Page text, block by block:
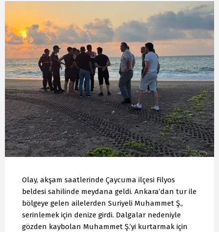
Olay, akşam saatlerinde Çaycuma ilçesi Filyos
beldesi sahilinde meydana geldi. Ankara’dan tur ile
bölgeye gelen ailelerden Suriyeli Muhammet Ş.,
serinlemek için denize girdi. Dalgalar nedeniyle
gözden kaybolan Muhammet Ş.’yi kurtarmak için